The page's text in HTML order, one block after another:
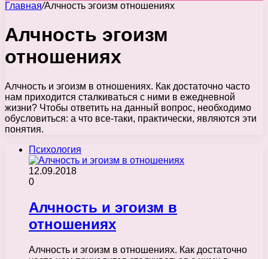
Главная/Алчность эгоизм отношениях
Алчность эгоизм
отношениях
Алчность и эгоизм в отношениях. Как достаточно часто
нам приходится сталкиваться с ними в ежедневной
жизни? Чтобы ответить на данный вопрос, необходимо
обусловиться: а что все-таки, практически, являются эти
понятия.
Психология
12.09.2018
0
Алчность и эгоизм в
отношениях
Алчность и эгоизм в отношениях. Как достаточно